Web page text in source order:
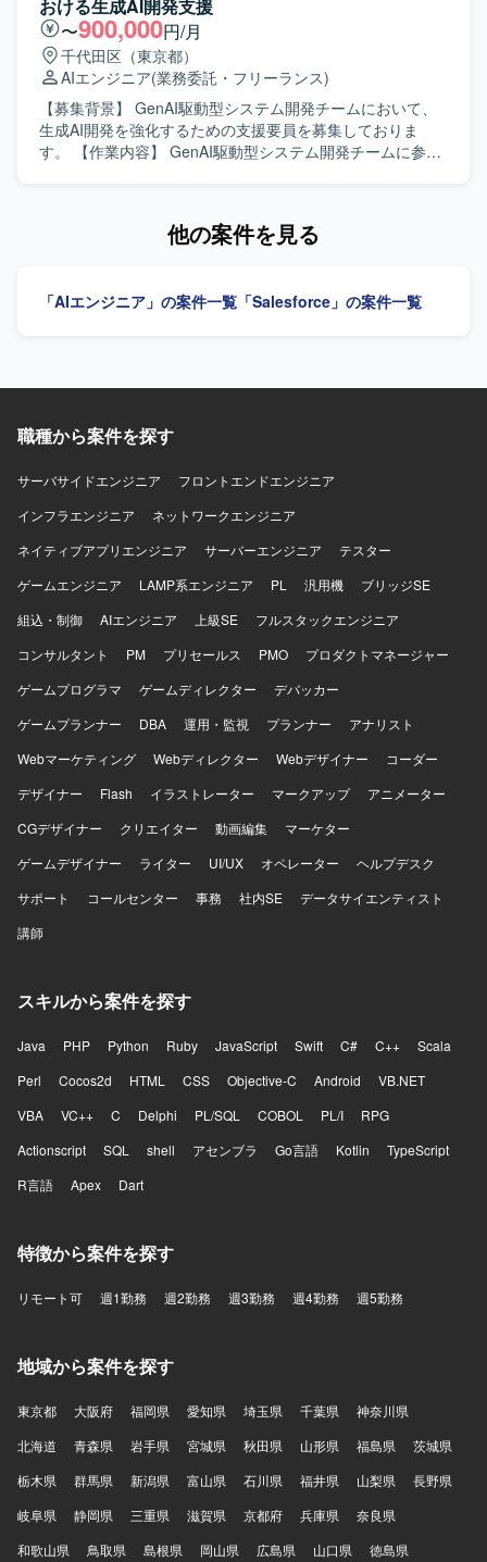
ト、AWS／GCP／Azureなどのクラウドサービスを活用し
たプロトタイピング環境を想定しております。
APIの開発、データ連携やバッチ処理、プロンプトの調整お
よび精度評価などを行っていただきます。 【求める人物
像】 AIを活用したプロダクト開発に強い関心を持ち、自ら
積極的に提案しながら開発を進めていただける方を求めて
います。新しいツールや技術のキャッチアップに前向き
で、柔軟に設計変更や改善に対応できる方が望ましいで
す。 【ポジションの魅力】 AI連携APIやプロンプト設計な
一貫して関わることで、プロダクト開発の経験を広く積む
ます。
おける生成AI開発支援
〜900,000円/月
千代田区（東京都）
AIエンジニア(業務委託・フリーランス)
【募集背景】 GenAI駆動型システム開発チームにおいて、
生成AI開発を強化するための支援要員を募集しておりま
す。 【作業内容】 GenAI駆動型システム開発チームに参画
エージェントを利用した開発・検証を推進していただきま
す。新しい技術や生成AIに対して前向きにキャッチアップ
Agentの実務レベルでの知見を深めていただけます。短期間
き、今後のキャリア形成にもつながるポジションです。
発環境上での業務を行っていただきます。具体的なツール
だきます。
他の案件を見る
「AIエンジニア」の案件一覧 「Salesforce」の案件一覧
職種から案件を探す
サーバサイドエンジニア
フロントエンドエンジニア
インフラエンジニア
ネットワークエンジニア
ネイティブアプリエンジニア
サーバーエンジニア
テスター
ゲームエンジニア
LAMP系エンジニア PL 汎用機
ブリッジSE
組込・制御
AIエンジニア 上級SE
フルスタックエンジニア
コンサルタント
PM プリセールス PMO
プロダクトマネージャー
ゲームプログラマ
ゲームディレクター
デバッカー
ゲームプランナー
DBA 運用・監視 プランナー
アナリスト
Webマーケティング
Webディレクター Webデザイナー
コーダー
デザイナー
Flash イラストレーター マークアップ
アニメーター
CGデザイナー
クリエイター 動画編集
マーケター
ゲームデザイナー
ライター UI/UX オペレーター
ヘルプデスク
サポート
コールセンター 事務 社内SE
データサイエンティスト
講師
スキルから案件を探す
Java PHP Python Ruby JavaScript Swift C# C++
Scala
Perl
Cocos2d HTML CSS Objective-C Android
VB.NET
VBA
VC++ C Delphi PL/SQL COBOL PL/I
RPG
Actionscript
SQL shell アセンブラ Go言語 Kotlin
TypeScript
R言語
Apex Dart
特徴から案件を探す
リモート可 週1勤務 週2勤務 週3勤務 週4勤務 週5勤務
地域から案件を探す
東京都 大阪府 福岡県 愛知県 埼玉県 千葉県
神奈川県
北海道
青森県 岩手県 宮城県 秋田県 山形県 福島県
茨城県
栃木県
群馬県 新潟県 富山県 石川県 福井県 山梨県
長野県
岐阜県
静岡県 三重県 滋賀県 京都府 兵庫県
奈良県
和歌山県
鳥取県 島根県 岡山県 広島県 山口県 徳島県